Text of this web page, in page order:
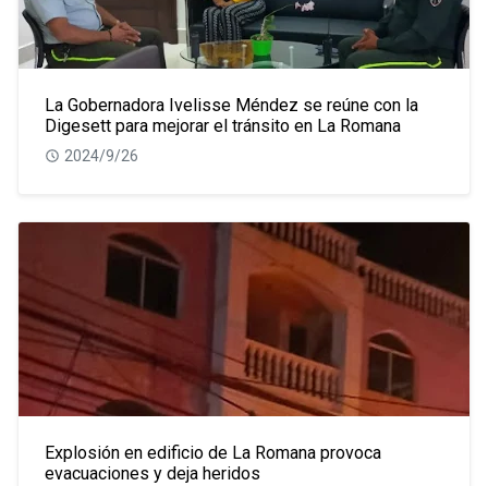
La Gobernadora Ivelisse Méndez se reúne con la
Digesett para mejorar el tránsito en La Romana
2024/9/26
Explosión en edificio de La Romana provoca
evacuaciones y deja heridos